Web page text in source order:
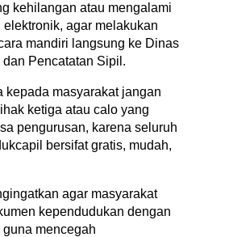
kehilangan atau mengalami
elektronik, agar melakukan
mandiri langsung ke Dinas
Pencatatan Sipil.
kepada masyarakat jangan
ketiga atau calo yang
pengurusan, karena seluruh
bersifat gratis, mudah,
agar masyarakat
kependudukan dengan
mencegah